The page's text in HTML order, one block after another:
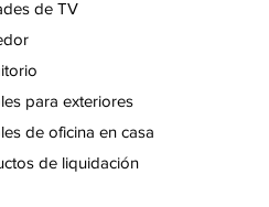
de TV
para exteriores
de oficina en casa
de liquidación